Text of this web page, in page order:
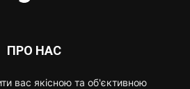
ПРО НАС
вас якісною та об'єктивною